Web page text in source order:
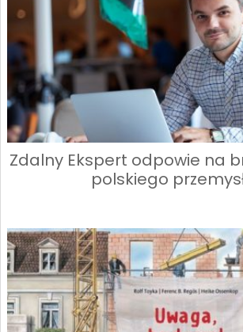
Zdalny Ekspert odpowie na
polskiego